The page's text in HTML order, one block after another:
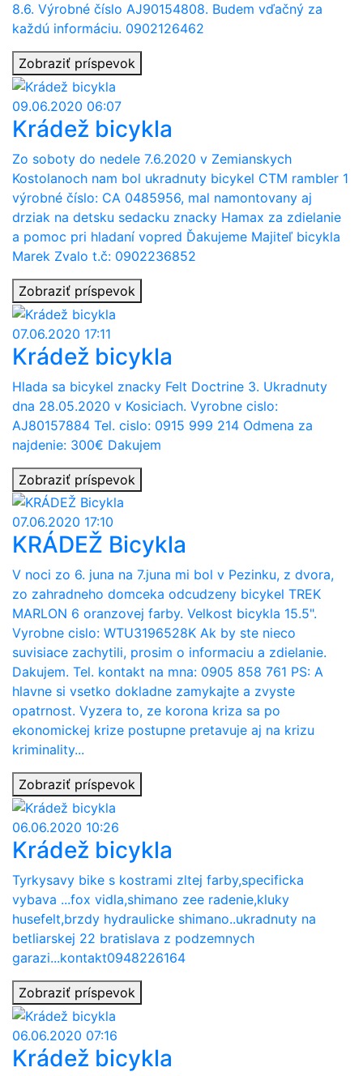
8.6. Výrobné číslo AJ90154808. Budem vďačný za
každú informáciu. 0902126462
Zobraziť príspevok
09.06.2020 06:07
Krádež bicykla
Zo soboty do nedele 7.6.2020 v Zemianskych
Kostolanoch nam bol ukradnuty bicykel CTM rambler 1
výrobné číslo: CA 0485956, mal namontovany aj
drziak na detsku sedacku znacky Hamax za zdielanie
a pomoc pri hladaní vopred Ďakujeme Majiteľ bicykla
Marek Zvalo t.č: 0902236852
Zobraziť príspevok
07.06.2020 17:11
Krádež bicykla
Hlada sa bicykel znacky Felt Doctrine 3. Ukradnuty
dna 28.05.2020 v Kosiciach. Vyrobne cislo:
AJ80157884 Tel. cislo: 0915 999 214 Odmena za
najdenie: 300€ Dakujem
Zobraziť príspevok
07.06.2020 17:10
KRÁDEŽ Bicykla
V noci zo 6. juna na 7.juna mi bol v Pezinku, z dvora,
zo zahradneho domceka odcudzeny bicykel TREK
MARLON 6 oranzovej farby. Velkost bicykla 15.5".
Vyrobne cislo: WTU3196528K Ak by ste nieco
suvisiace zachytili, prosim o informaciu a zdielanie.
Dakujem. Tel. kontakt na mna: 0905 858 761 PS: A
hlavne si vsetko dokladne zamykajte a zvyste
opatrnost. Vyzera to, ze korona kriza sa po
ekonomickej krize postupne pretavuje aj na krizu
kriminality...
Zobraziť príspevok
06.06.2020 10:26
Krádež bicykla
Tyrkysavy bike s kostrami zltej farby,specificka
vybava ...fox vidla,shimano zee radenie,kluky
husefelt,brzdy hydraulicke shimano..ukradnuty na
betliarskej 22 bratislava z podzemnych
garazi...kontakt0948226164
Zobraziť príspevok
06.06.2020 07:16
Krádež bicykla